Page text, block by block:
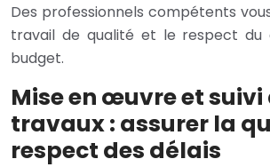
Des professionnels compétents
travail de qualité et le respect du
budget.
Mise en œuvre et suivi
travaux : assurer la
respect des délais